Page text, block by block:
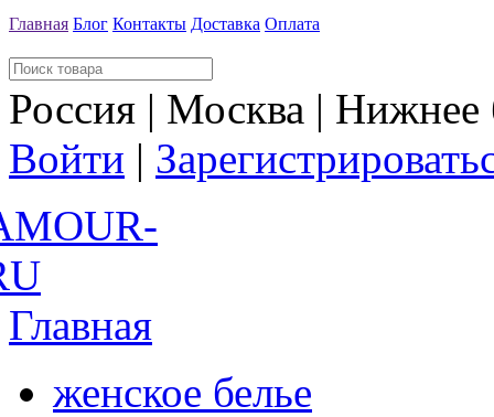
Главная Блог Контакты Доставка Оплата
Россия | Москва |
Войти |
Главная
женское белье